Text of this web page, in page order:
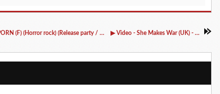
▶ Dimanche 29/10/2017 - 21:00 PORN (F) (Horror rock) (Release party / Ecoute du nouvel album du groupe) @ Rock Classic - rue Marché au Charbon, 55 à 1000 Bruxelles - Entrée gratuite ! ▶ Video - She Makes War (UK) - Please Don't @ Home concert (Schaerbeek) - 01/10/2017